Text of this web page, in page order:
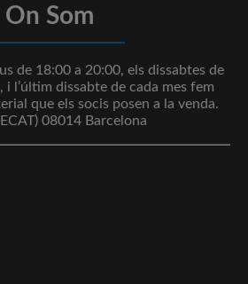
On Som
de 18:00 a 20:00, els dissabtes de
i l’últim dissabte de cada mes fem
que els socis posen a la venda.
08014 Barcelona